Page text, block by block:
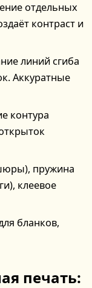
отдельных
контраст и
линий сгиба
Аккуратные
контура
пружина
клеевое
бланков,
печать: